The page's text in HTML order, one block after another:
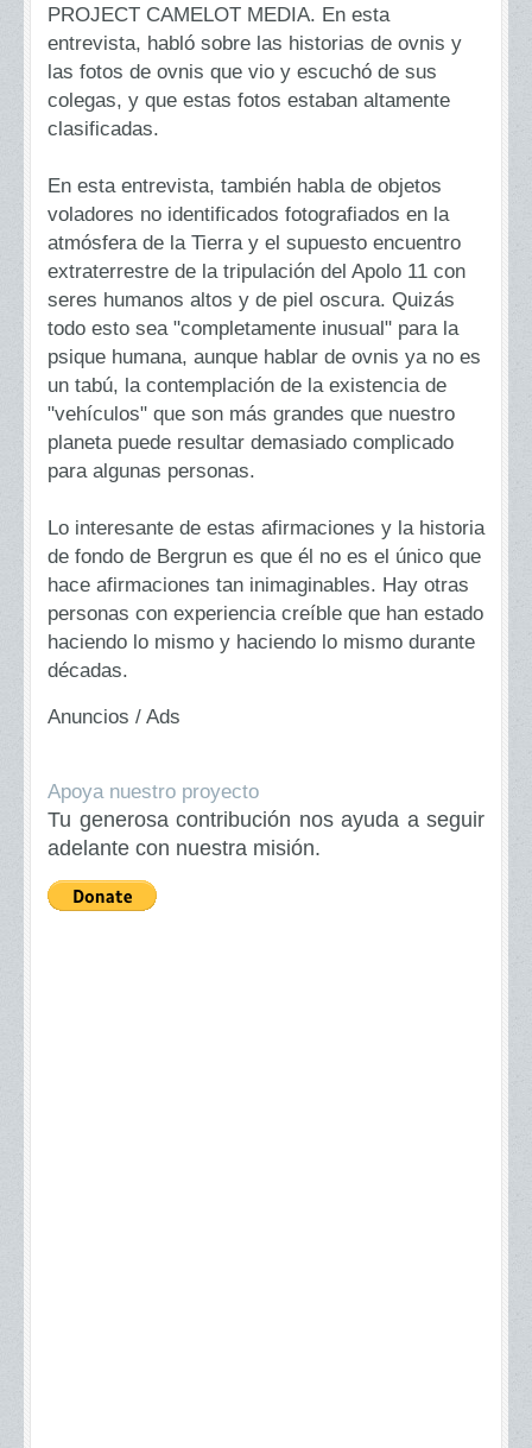
PROJECT CAMELOT MEDIA. En esta
entrevista, habló sobre las historias de ovnis y
las fotos de ovnis que vio y escuchó de sus
colegas, y que estas fotos estaban altamente
clasificadas.
En esta entrevista, también habla de objetos
voladores no identificados fotografiados en la
atmósfera de la Tierra y el supuesto encuentro
extraterrestre de la tripulación del Apolo 11 con
seres humanos altos y de piel oscura. Quizás
todo esto sea "completamente inusual" para la
psique humana, aunque hablar de ovnis ya no es
un tabú, la contemplación de la existencia de
"vehículos" que son más grandes que nuestro
planeta puede resultar demasiado complicado
para algunas personas.
Lo interesante de estas afirmaciones y la historia
de fondo de Bergrun es que él no es el único que
hace afirmaciones tan inimaginables. Hay otras
personas con experiencia creíble que han estado
haciendo lo mismo y haciendo lo mismo durante
décadas.
Anuncios / Ads
Apoya nuestro proyecto
Tu generosa contribución nos ayuda a seguir
adelante con nuestra misión.